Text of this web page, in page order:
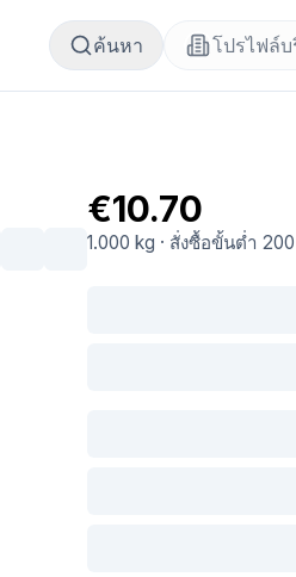
ค้นหา โปรไฟล์
€10.70
1.000 kg · สั่งซื้อขั้นต่ำ